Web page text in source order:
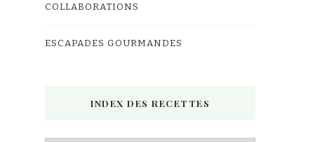
COLLABORATIONS
ESCAPADES GOURMANDES
INDEX DES RECETTES